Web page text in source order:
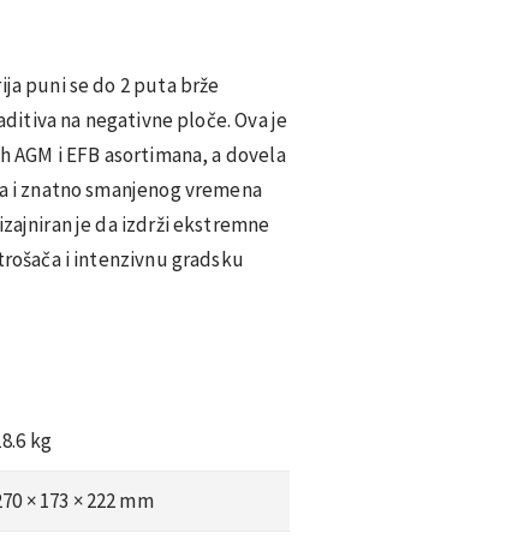
puni se do 2 puta brže
na negativne ploče. Ova je
i EFB asortimana, a dovela
i znatno smanjenog vremena
je da izdrži ekstremne
i intenzivnu gradsku
kg
× 173 × 222 mm